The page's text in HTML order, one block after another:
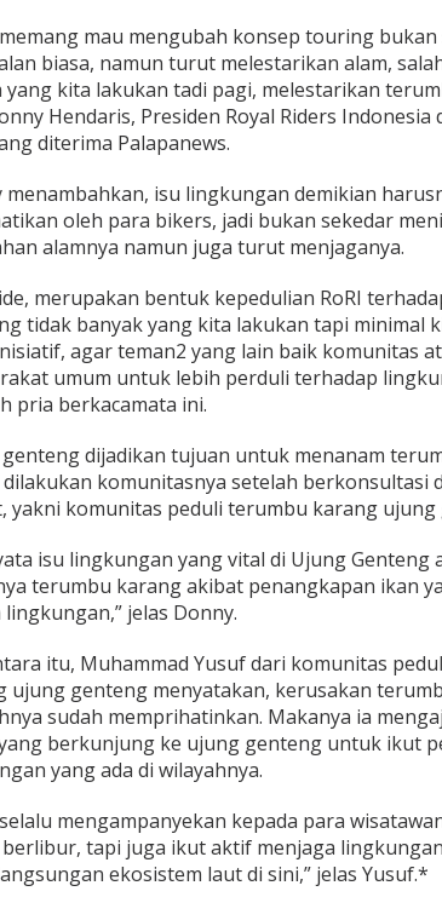
memang mau mengubah konsep touring bukan
biasa, namun turut melestarikan alam,
yang kita lakukan tadi pagi, melestarikan
Hendaris, Presiden Royal Riders Indonesia
diterima Palapanews.
menambahkan, isu lingkungan demikian
oleh para bikers, jadi bukan sekedar
alamnya namun juga turut menjaganya.
merupakan bentuk kepedulian RoRI
tidak banyak yang kita lakukan tapi minimal
agar teman2 yang lain baik komunitas
umum untuk lebih perduli terhadap
pria berkacamata ini.
dijadikan tujuan untuk menanam
dilakukan komunitasnya setelah berkonsultasi
yakni komunitas peduli terumbu karang ujung
isu lingkungan yang vital di Ujung Genteng
terumbu karang akibat penangkapan ikan
lingkungan,” jelas Donny.
itu, Muhammad Yusuf dari komunitas
ujung genteng menyatakan, kerusakan
sudah memprihatinkan. Makanya ia
berkunjung ke ujung genteng untuk ikut
yang ada di wilayahnya.
mengampanyekan kepada para
berlibur, tapi juga ikut aktif menjaga
ekosistem laut di sini,” jelas Yusuf.*